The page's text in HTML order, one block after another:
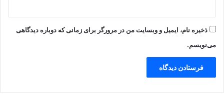
ذخیره نام، ایمیل و وبسایت من در مرورگر برای زمانی که دوباره دیدگاهی
می‌نویسم.